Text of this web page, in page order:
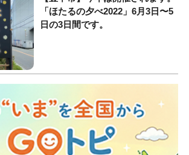
「ほたるの夕べ2022」6月3日〜5
日の3日間です。